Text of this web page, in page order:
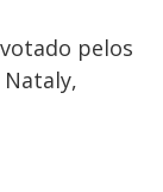
pelos